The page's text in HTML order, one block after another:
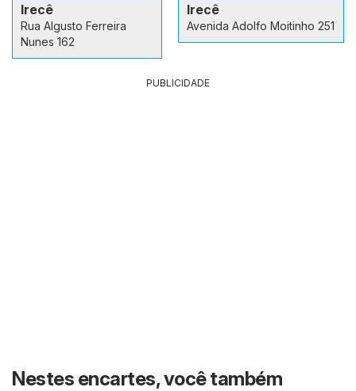
Irecê
Rua Algusto Ferreira
Nunes 162
Irecê
Avenida Adolfo Moitinho 251
PUBLICIDADE
Nestes encartes, você também